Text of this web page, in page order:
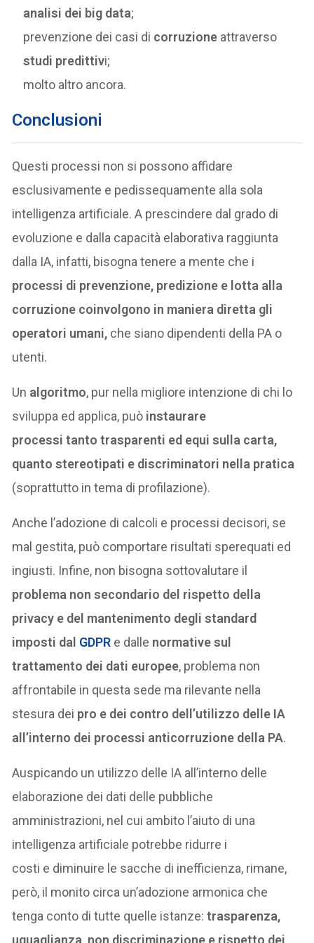
analisi dei big data;
prevenzione dei casi di corruzione attraverso
studi predittivi;
molto altro ancora.
Conclusioni
Questi processi non si possono affidare
esclusivamente e pedissequamente alla sola
intelligenza artificiale. A prescindere dal grado di
evoluzione e dalla capacità elaborativa raggiunta
dalla IA, infatti, bisogna tenere a mente che i
processi di prevenzione, predizione e lotta alla
corruzione coinvolgono in maniera diretta gli
operatori umani, che siano dipendenti della PA o
utenti.
Un algoritmo, pur nella migliore intenzione di chi lo
sviluppa ed applica, può instaurare
processi tanto trasparenti ed equi sulla carta,
quanto stereotipati e discriminatori nella pratica
(soprattutto in tema di profilazione).
Anche l’adozione di calcoli e processi decisori, se
mal gestita, può comportare risultati sperequati ed
ingiusti. Infine, non bisogna sottovalutare il
problema non secondario del rispetto della
privacy e del mantenimento degli standard
imposti dal GDPR e dalle normative sul
trattamento dei dati europee, problema non
affrontabile in questa sede ma rilevante nella
stesura dei pro e dei contro dell’utilizzo delle IA
all’interno dei processi anticorruzione della PA.
Auspicando un utilizzo delle IA all’interno delle
elaborazione dei dati delle pubbliche
amministrazioni, nel cui ambito l’aiuto di una
intelligenza artificiale potrebbe ridurre i
costi e diminuire le sacche di inefficienza, rimane,
però, il monito circa un’adozione armonica che
tenga conto di tutte quelle istanze:trasparenza,
uguaglianza, non discriminazione e rispetto dei